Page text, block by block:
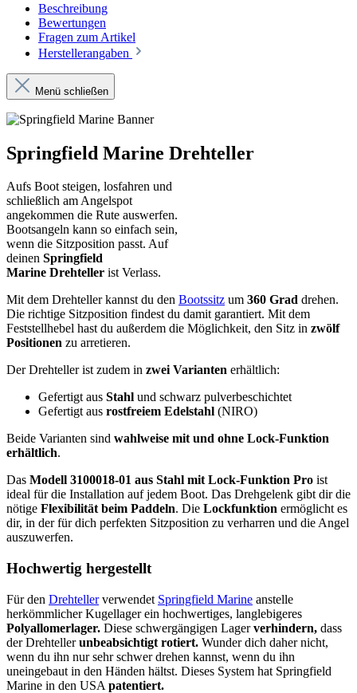
Beschreibung
Bewertungen
Fragen zum Artikel
Herstellerangaben
Menü schließen
Springfield Marine Drehteller
Aufs Boot steigen, losfahren und
schließlich am Angelspot
angekommen die Rute auswerfen.
Bootsangeln kann so einfach sein,
wenn die Sitzposition passt. Auf
deinen Springfield
Marine Drehteller ist Verlass.
Mit dem Drehteller kannst du den Bootssitz um 360 Grad drehen.
Die richtige Sitzposition findest du damit garantiert. Mit dem
Feststellhebel hast du außerdem die Möglichkeit, den Sitz in zwölf
Positionen zu arretieren.
Der Drehteller ist zudem in zwei Varianten erhältlich:
Gefertigt aus Stahl und schwarz pulverbeschichtet
Gefertigt aus rostfreiem Edelstahl (NIRO)
Beide Varianten sind wahlweise mit und ohne Lock-Funktion
erhältlich.
Das Modell 3100018-01 aus Stahl mit Lock-Funktion Pro ist
ideal für die Installation auf jedem Boot. Das Drehgelenk gibt dir die
nötige Flexibilität beim Paddeln. Die Lockfunktion ermöglicht es
dir, in der für dich perfekten Sitzposition zu verharren und die Angel
auszuwerfen.
Hochwertig hergestellt
Für den Drehtellerverwendet Springfield Marine anstelle
herkömmlicher Kugellager ein hochwertiges, langlebigeres
Polyallomerlager. Diese schwergängigen Lagerverhindern, dass
der Drehtellerunbeabsichtigt rotiert. Wunder dich daher nicht,
wenn du ihn nur sehr schwer drehen kannst, wenn du ihn
uneingebaut in den Händen hältst. Dieses System hat Springfield
Marine in den USA patentiert.